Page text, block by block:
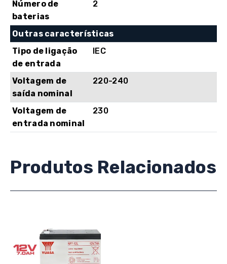
Número de
baterias
2
Outras características
Tipo de ligação
de entrada
IEC
Voltagem de
saída nominal
220-240
Voltagem de
entrada nominal
230
Produtos Relacionados